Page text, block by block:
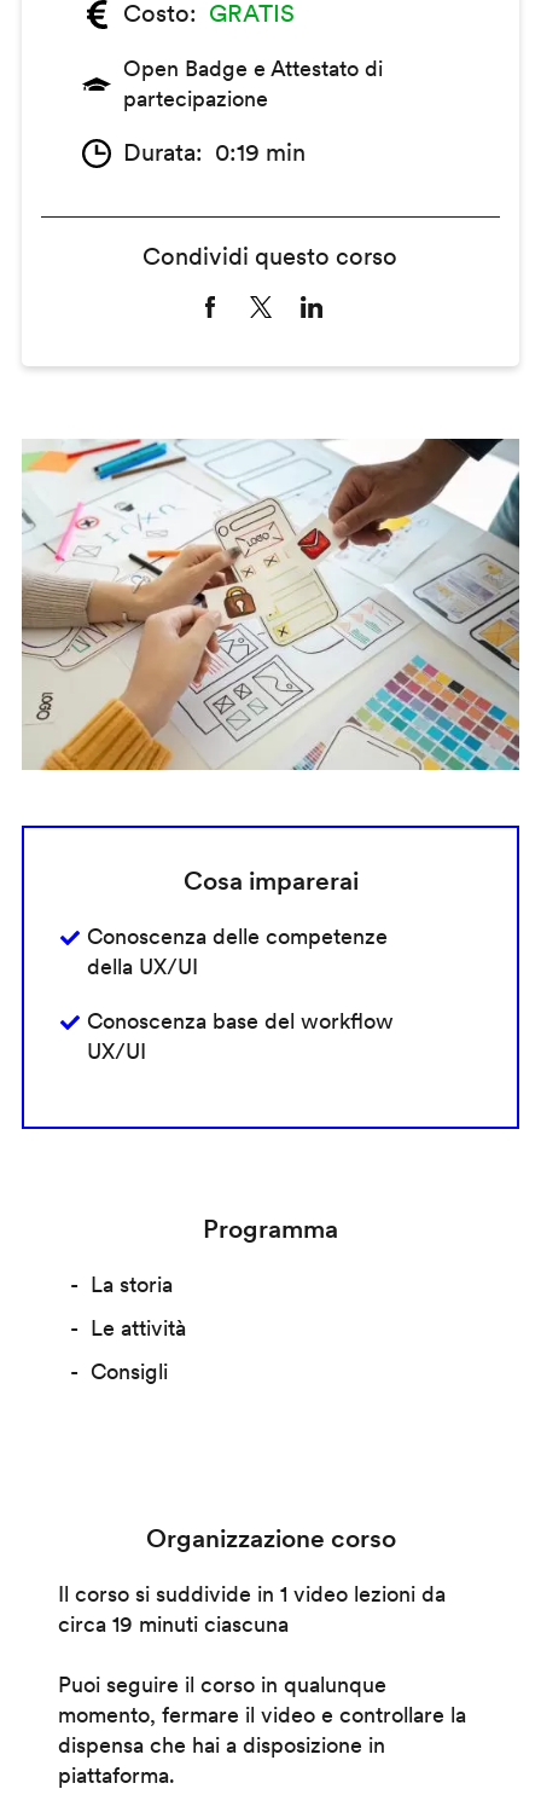
Costo
GRATIS
Open Badge e Attestato di
partecipazione
Durata 0:19 min
Condividi questo corso
Cosa imparerai
Conoscenza delle competenze
della UX/UI
Conoscenza base del workflow
UX/UI
Programma
La storia
Le attività
Consigli
Organizzazione corso
Il corso si suddivide in 1 video lezioni da
circa 19 minuti ciascuna
Puoi seguire il corso in qualunque
momento, fermare il video e controllare la
dispensa che hai a disposizione in
piattaforma.